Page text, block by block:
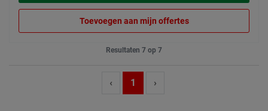
Toevoegen aan mijn offertes
Resultaten 7 op 7
‹ 1 ›